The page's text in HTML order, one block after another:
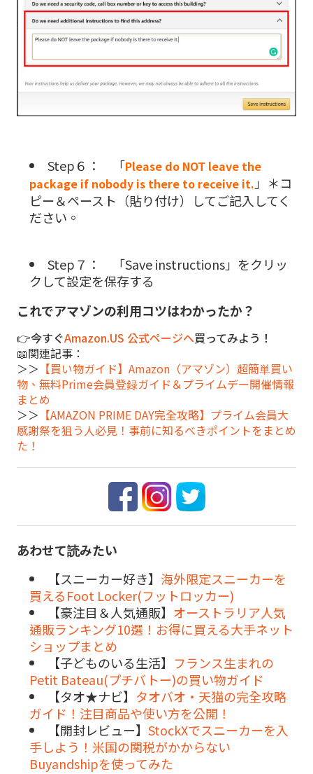
Step６： 「Please do NOT leave the
package if nobody is there to receive it.」＊コ
ピー＆ペースト（貼り付け）してご記入してく
ださい。
Step７： 「Save instructions」をクリッ
クして設定を保存する
これでアマゾンの利用コツはわかったか？
👉今すぐAmazon.US 公式ページへ買ってみよう！
📖関連記事：
＞＞ 【買い物ガイド】Amazon（アマゾン）超簡単買い
物、無料Prime会員登録ガイド＆プライムデー開催情報
まとめ
＞＞ 【AMAZON PRIME DAY完全攻略】プライム会員大
感謝祭を狙う人必見！事前に知るべきポイントをまとめ
た！
あわせて読みたい
【スニーカー好き】 海外限定スニーカーを
買えるFoot Locker(フットロッカー)
【豪注目＆人気通販】 オーストラリア人気
通販ランキング10選！お得に買える大手ネット
ショップまとめ
【子どものいる生活】 フランス生まれの
Petit Bateau(プチバトー)の買い物ガイド
【タオ★ナビ】 タオバオ・天猫の完全攻略
ガイド！注目商品や使い方を公開！
【開封レビュー】 StockXでスニーカーを入
手しよう！米国の関税がかからない
Buyandshipを使ってみた